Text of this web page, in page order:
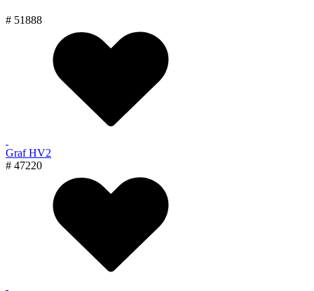
# 51888
Graf HV2
# 47220